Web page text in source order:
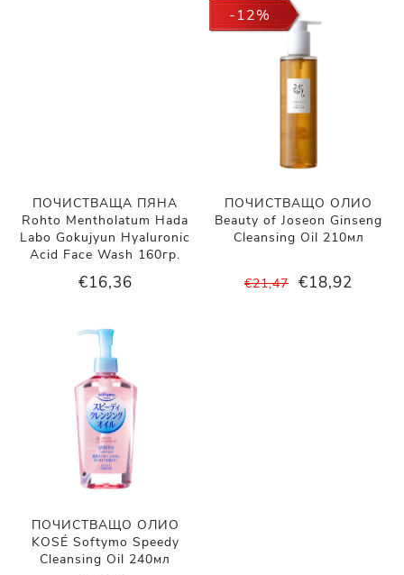
ПОЧИСТВАЩА ПЯНА
Rohto Mentholatum Hada
Labo Gokujyun Hyaluronic
Acid Face Wash 160гр.
€16,36
-12%
ПОЧИСТВАЩО ОЛИО
Beauty of Joseon Ginseng
Cleansing Oil 210мл
€21,47 €18,92
ПОЧИСТВАЩО ОЛИО
KOSÉ Softymo Speedy
Cleansing Oil 240мл